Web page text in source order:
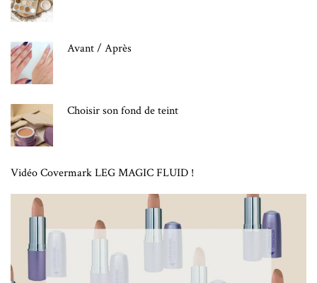
Avant / Après
Choisir son fond de teint
Vidéo Covermark LEG MAGIC FLUID !